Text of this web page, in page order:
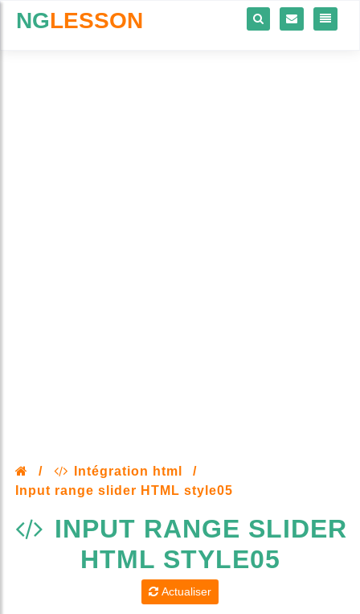
NGLESSON
/ Intégration html
/
Input range slider HTML style05
INPUT RANGE SLIDER
HTML STYLE05
Actualiser